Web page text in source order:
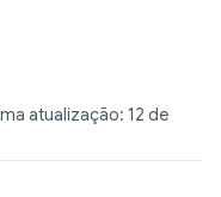
atualização: 12 de